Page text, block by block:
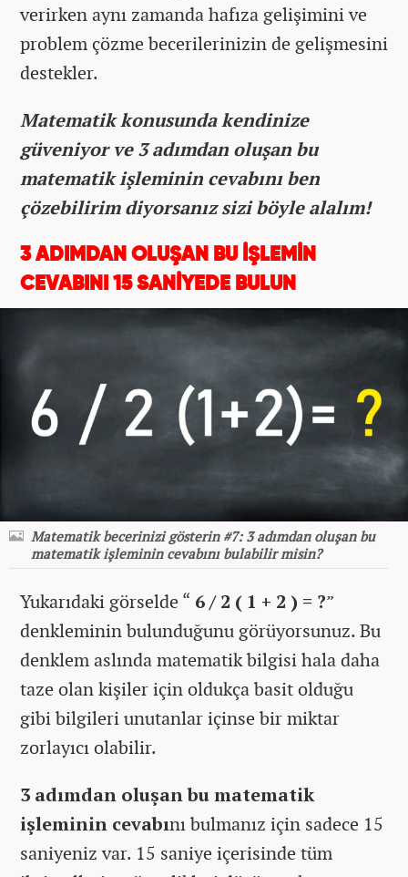
verirken aynı zamanda hafıza gelişimini ve
problem çözme becerilerinizin de gelişmesini
destekler.
Matematik konusunda kendinize
güveniyor ve 3 adımdan oluşan bu
matematik işleminin cevabını ben
çözebilirim diyorsanız sizi böyle alalım!
3 ADIMDAN OLUŞAN BU İŞLEMİN
CEVABINI 15 SANİYEDE BULUN
Matematik becerinizi gösterin #7: 3 adımdan oluşan bu
matematik işleminin cevabını bulabilir misin?
Yukarıdaki görselde “ 6 / 2 ( 1 + 2 ) = ?”
denkleminin bulunduğunu görüyorsunuz. Bu
denklem aslında matematik bilgisi hala daha
taze olan kişiler için oldukça basit olduğu
gibi bilgileri unutanlar içinse bir miktar
zorlayıcı olabilir.
3 adımdan oluşan bu matematik
işleminin cevabını bulmanız için sadece 15
saniyeniz var. 15 saniye içerisinde tüm